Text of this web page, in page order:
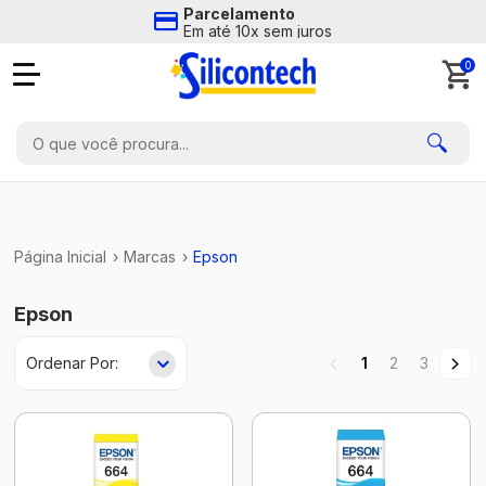
Parcelamento
Em até 10x sem juros
0
Página Inicial › Marcas › Epson
Epson
1 2 3